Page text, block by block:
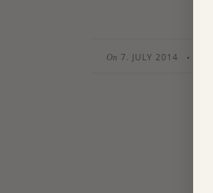
On 7. JULY 2014 •